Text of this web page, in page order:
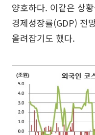
양호하다. 이같은 상
경제성장률(GDP) 전
올려잡기도 했다.